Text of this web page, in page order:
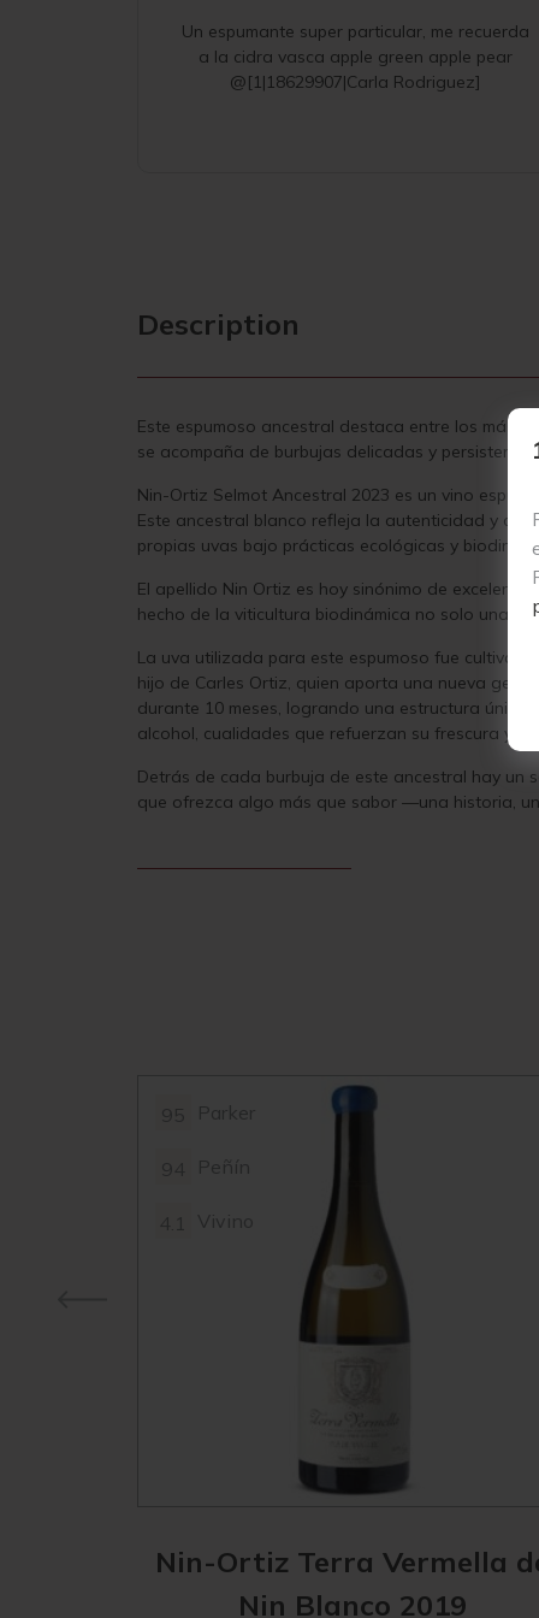
Un espumante super particular, me recuerda
a la cidra vasca apple green apple pear
@[1|18629907|Carla Rodriguez]
Description
Este espumoso ancestral destaca entre los más
se acompaña de burbujas delicadas y
Nin-Ortiz Selmot Ancestral 2023 es un vino
Este ancestral blanco refleja la autenticidad y
propias uvas bajo prácticas ecológicas y
El apellido Nin Ortiz es hoy sinónimo de
hecho de la viticultura biodinámica no solo una
La uva utilizada para este espumoso fue
hijo de Carles Ortiz, quien aporta una nueva
durante 10 meses, logrando una estructura
alcohol, cualidades que refuerzan su frescura y
Detrás de cada burbuja de este ancestral hay un
que ofrezca algo más que sabor —una historia,
Parker
Peñín
Vivino
Nin-Ortiz Terra Vermella
Nin Blanco 2019